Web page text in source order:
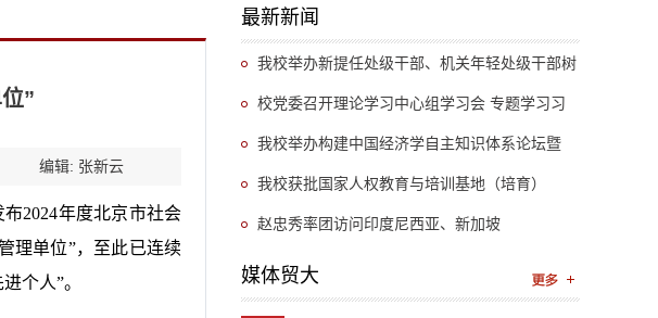
”
编辑: 张新云
2024年度北京市社会
理单位”，至此已连续
个人”。
最新新闻
我校举办新提任处级干部、机关年轻处级干部树
立和践行正确政绩观专题培训班
校党委召开理论学习中心组学习会 专题学习习
近平总书记关于推动哲学社会科学高质量发展的重
要指示精神
我校举办构建中国经济学自主知识体系论坛暨
《中国开放型经济学》教学研讨会
我校获批国家人权教育与培训基地（培育）
赵忠秀率团访问印度尼西亚、新加坡
媒体贸大